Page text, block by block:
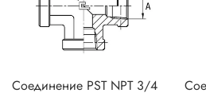
Соединение PST NPT 3/4